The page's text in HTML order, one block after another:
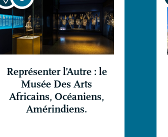
Représenter l’Autre : le
Musée Des Arts
Africains, Océaniens,
Amérindiens.